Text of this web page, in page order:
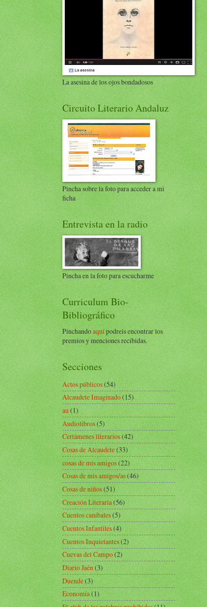
La asesina de los ojos bondadosos
Circuito Literario Andaluz
Pincha sobre la foto para acceder a mi
ficha
Entrevista en la radio
Pincha en la foto para escucharme
Curriculum Bio-
Bibliográfico
Pinchandoaquípodreis encontrar los
premios y menciones recibidas.
Secciones
Actos públicos(54)
Alcaudete Imaginado(15)
au(1)
Audiolibros(5)
Certámenes literarios(42)
Cosas de Alcaudete(33)
cosas de mis amigos(22)
Cosas de mis amigos/as(46)
Cosas de niños(51)
Creación Literaria(56)
Cuentos caníbales(5)
Cuentos Infantiles(4)
Cuentos Inquietantes(2)
Cuevas del Campo(2)
Diario Jaén(3)
Duende(3)
Economía(1)